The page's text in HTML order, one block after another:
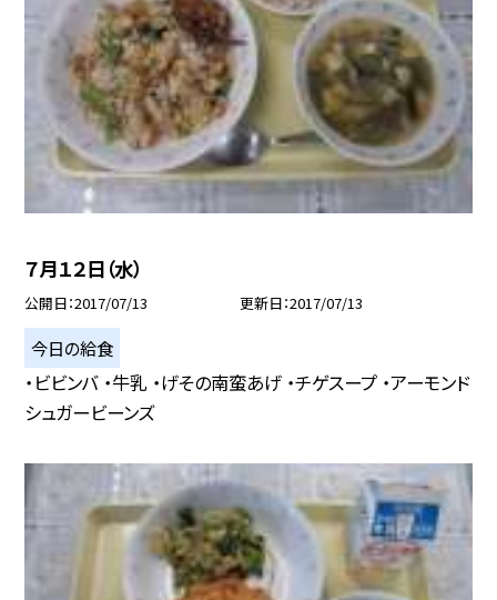
７月１２日（水）
公開日 2017/07/13 更新日 2017/07/13
今日の給食
・ビビンバ ・牛乳 ・げその南蛮あげ ・チゲスープ ・アーモンド
シュガービーンズ